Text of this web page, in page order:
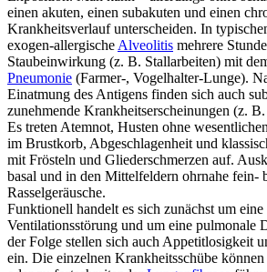
einen akuten, einen subakuten und einen
Krankheitsverlauf unterscheiden. In
exogen-allergische Alveolitis mehrere
Staubeinwirkung (z. B. Stallarbeiten) mit
Pneumonie (Farmer-, Vogelhalter-Lunge).
Einatmung des Antigens finden sich auch
zunehmende Krankheitserscheinungen (z.
Es treten Atemnot, Husten ohne
im Brustkorb, Abgeschlagenheit und
mit Frösteln und Gliederschmerzen auf.
basal und in den Mittelfeldern ohrnahe fein-
Rasselgeräusche.
Funktionell handelt es sich zunächst um
Ventilationsstörung und um eine pulmonale
der Folge stellen sich auch Appetitlosigkeit
ein. Die einzelnen Krankheitsschübe